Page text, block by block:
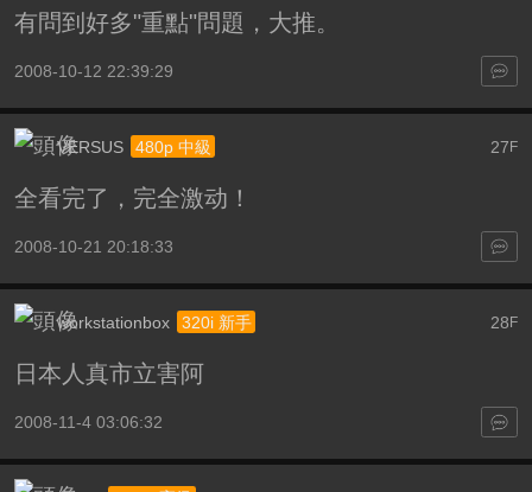
有問到好多"重點"問題，大推。
2008-10-12 22:39:29
27F
VERSUS 480p 中級
全看完了，完全激动！
2008-10-21 20:18:33
28F
workstationbox 320i 新手
日本人真市立害阿
2008-11-4 03:06:32